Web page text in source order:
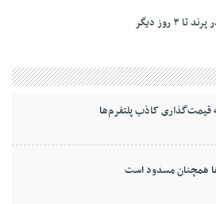
کاذب پلتفرم‌ها
همچنان مسدود است